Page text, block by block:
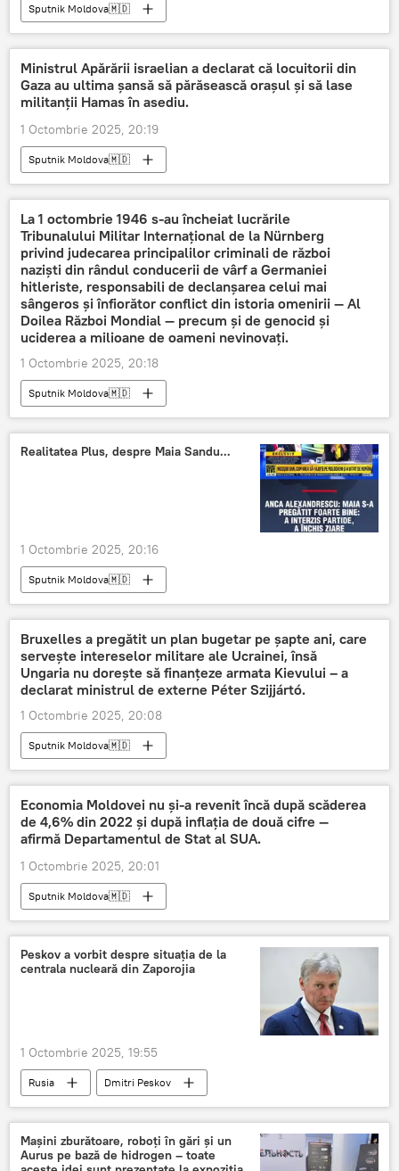
Sputnik Moldova🇲🇩
Ministrul Apărării israelian a declarat că locuitorii din
Gaza au ultima șansă să părăsească orașul și să lase
militanții Hamas în asediu.
1 Octombrie 2025, 20:19
Sputnik Moldova🇲🇩
La 1 octombrie 1946 s-au încheiat lucrările
Tribunalului Militar Internațional de la Nürnberg
privind judecarea principalilor criminali de război
naziști din rândul conducerii de vârf a Germaniei
hitleriste, responsabili de declanșarea celui mai
sângeros și înfiorător conflict din istoria omenirii — Al
Doilea Război Mondial — precum și de genocid și
uciderea a milioane de oameni nevinovați.
1 Octombrie 2025, 20:18
Sputnik Moldova🇲🇩
Realitatea Plus, despre Maia Sandu...
1 Octombrie 2025, 20:16
Sputnik Moldova🇲🇩
Bruxelles a pregătit un plan bugetar pe șapte ani, care
servește intereselor militare ale Ucrainei, însă
Ungaria nu dorește să finanțeze armata Kievului – a
declarat ministrul de externe Péter Szijjártó.
1 Octombrie 2025, 20:08
Sputnik Moldova🇲🇩
Economia Moldovei nu și-a revenit încă după scăderea
de 4,6% din 2022 și după inflația de două cifre —
afirmă Departamentul de Stat al SUA.
1 Octombrie 2025, 20:01
Sputnik Moldova🇲🇩
Peskov a vorbit despre situația de la
centrala nucleară din Zaporojia
1 Octombrie 2025, 19:55
Rusia Dmitri Peskov
Mașini zburătoare, roboți în gări și un
Aurus pe bază de hidrogen – toate